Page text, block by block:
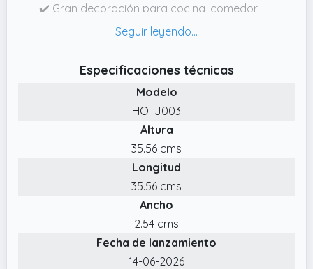
✔️ Gran decoración para cocina, comedor,
restaurante, etc. con diseño creativo de
✔️ Las manos silenciosas sin tictac te dan un
buen descanso o entorno de trabajo, sin
distracciones en absoluto.
✔️ Viene con movimiento de reloj de cuarzo
de alta calidad y material metálico, más
preciso y duradero.
Especificaciones técnicas
Modelo
HOTJ003
Altura
35.56 cms
Longitud
35.56 cms
Ancho
2.54 cms
Fecha de lanzamiento
14-06-2026